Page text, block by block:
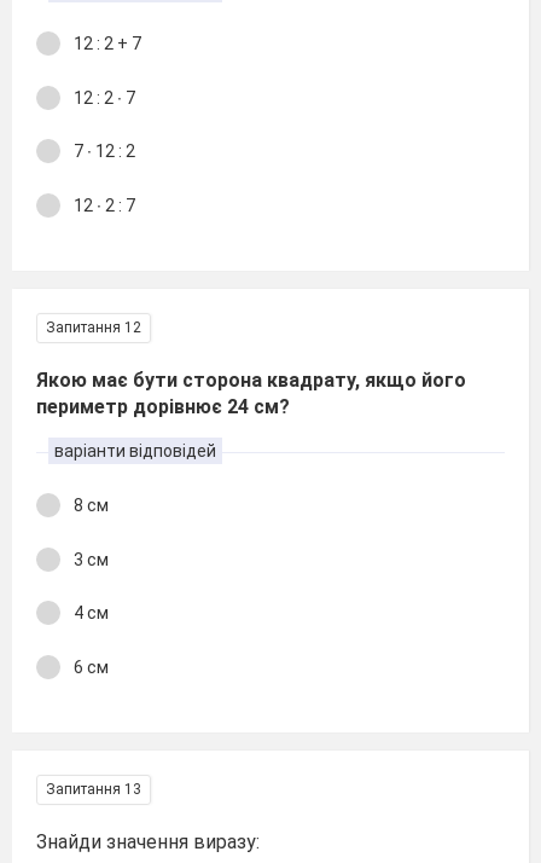
12 : 2 + 7
12 : 2 ∙ 7
7 ∙ 12 : 2
12 ∙ 2 : 7
Запитання 12
Якою має бути сторона квадрату, якщо його
периметр дорівнює 24 см?
варіанти відповідей
8 см
3 см
4 см
6 см
Запитання 13
Знайди значення виразу: